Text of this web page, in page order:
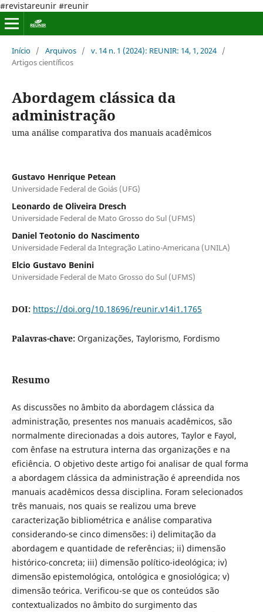
#revistareunir #reunir
Início / Arquivos / v. 14 n. 1 (2024): REUNIR: 14, 1, 2024 /
Artigos científicos
Abordagem clássica da
administração
uma análise comparativa dos manuais acadêmicos
Gustavo Henrique Petean
Universidade Federal de Goiás (UFG)
Leonardo de Oliveira Dresch
Universidade Federal de Mato Grosso do Sul (UFMS)
Daniel Teotonio do Nascimento
Universidade Federal da Integração Latino-Americana (UNILA)
Elcio Gustavo Benini
Universidade Federal de Mato Grosso do Sul (UFMS)
DOI: https://doi.org/10.18696/reunir.v14i1.1765
Palavras-chave: Organizações, Taylorismo, Fordismo
Resumo
As discussões no âmbito da abordagem clássica da
administração, presentes nos manuais acadêmicos, são
normalmente direcionadas a dois autores, Taylor e Fayol,
com ênfase na estrutura interna das organizações e na
eficiência. O objetivo deste artigo foi analisar de qual forma
a abordagem clássica da administração é apreendida nos
manuais acadêmicos dessa disciplina. Foram selecionados
três manuais, nos quais se realizou uma breve
caracterização bibliométrica e análise comparativa
considerando-se cinco dimensões: i) delimitação da
abordagem e quantidade de referências; ii) dimensão
histórico-concreta; iii) dimensão político-ideológica; iv)
dimensão epistemológica, ontológica e gnosiológica; v)
dimensão teórica. Verificou-se que os conteúdos são
contextualizados no âmbito do surgimento das